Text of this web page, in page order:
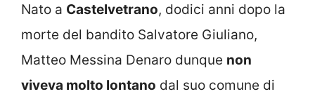
Nato a Castelvetrano, dodici anni dopo la
morte del bandito Salvatore Giuliano,
Matteo Messina Denaro dunque non
viveva molto lontano dal suo comune di